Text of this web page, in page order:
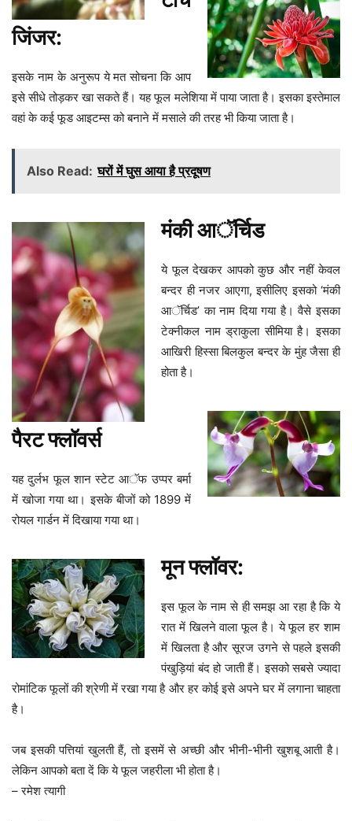
जिंजर:
इसके नाम के अनुरूप ये मत सोचना कि आप
इसे सीधे तोड़कर खा सकते हैं। यह फूल मलेशिया में पाया जाता है। इसका इस्तेमाल
वहां के कई फूड आइटम्स को बनाने में मसाले की तरह भी किया जाता है।
Also Read: घरों में घुस आया है प्रदूषण
मंकी आॅर्चिड
ये फूल देखकर आपको कुछ और नहीं केवल
बन्दर ही नजर आएगा, इसीलिए इसको ‘मंकी
आॅर्चिड’ का नाम दिया गया है। वैसे इसका
टेक्नीकल नाम ड्राकुला सीमिया है। इसका
आखिरी हिस्सा बिलकुल बन्दर के मुंह जैसा ही
होता है।
पैरट फ्लॉवर्स
यह दुर्लभ फूल शान स्टेट आॅफ उप्पर बर्मा
में खोजा गया था। इसके बीजों को 1899 में
रोयल गार्डन में दिखाया गया था।
मून फ्लॉवर:
इस फूल के नाम से ही समझ आ रहा है कि ये
रात में खिलने वाला फूल है। ये फूल हर शाम
में खिलता है और सूरज उगने से पहले इसकी
पंखुड़ियां बंद हो जाती हैं। इसको सबसे ज्यादा
रोमांटिक फूलों की श्रेणी में रखा गया है और हर कोई इसे अपने घर में लगाना चाहता
है।
जब इसकी पत्तियां खुलती हैं, तो इसमें से अच्छी और भीनी-भीनी खुशबू आती है।
लेकिन आपको बता दें कि ये फूल जहरीला भी होता है।
– रमेश त्यागी